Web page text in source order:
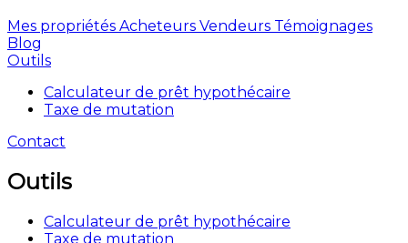
Mes propriétés Acheteurs Vendeurs Témoignages
Blog
Outils
Calculateur de prêt hypothécaire
Taxe de mutation
Contact
Outils
Calculateur de prêt hypothécaire
Taxe de mutation